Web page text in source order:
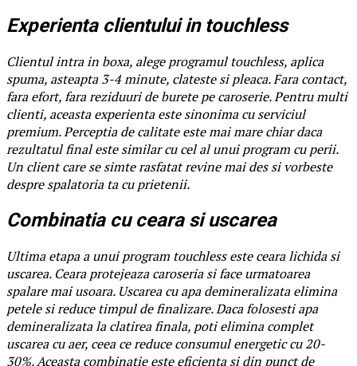
Experienta clientului in touchless
Clientul intra in boxa, alege programul touchless, aplica
spuma, asteapta 3-4 minute, clateste si pleaca. Fara contact,
fara efort, fara reziduuri de burete pe caroserie. Pentru multi
clienti, aceasta experienta este sinonima cu serviciul
premium. Perceptia de calitate este mai mare chiar daca
rezultatul final este similar cu cel al unui program cu perii.
Un client care se simte rasfatat revine mai des si vorbeste
despre spalatoria ta cu prietenii.
Combinatia cu ceara si uscarea
Ultima etapa a unui program touchless este ceara lichida si
uscarea. Ceara protejeaza caroseria si face urmatoarea
spalare mai usoara. Uscarea cu apa demineralizata elimina
petele si reduce timpul de finalizare. Daca folosesti apa
demineralizata la clatirea finala, poti elimina complet
uscarea cu aer, ceea ce reduce consumul energetic cu 20-
30%. Aceasta combinatie este eficienta si din punct de